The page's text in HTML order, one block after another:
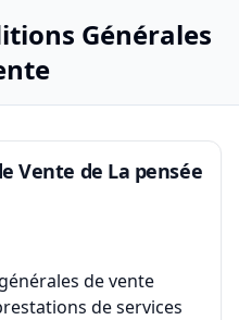
Générales
Vente de La pensée
de vente
de services